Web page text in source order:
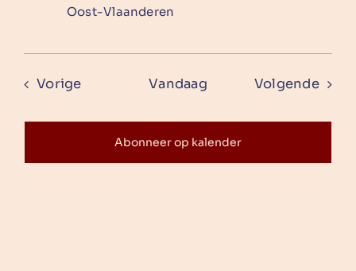
Oost-Vlaanderen
VorigeEvenementenVandaag Volgende
Abonneer op kalender